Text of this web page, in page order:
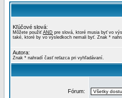
Kľúčové slová:
Môžete použiť AND pre slová, ktoré musia byť vo
také, ktoré by vo výsledkoch nemali byť. Znak *
Autora:
Znak * nahradí časť reťazca pri vyhľadávaní.
Fórum: